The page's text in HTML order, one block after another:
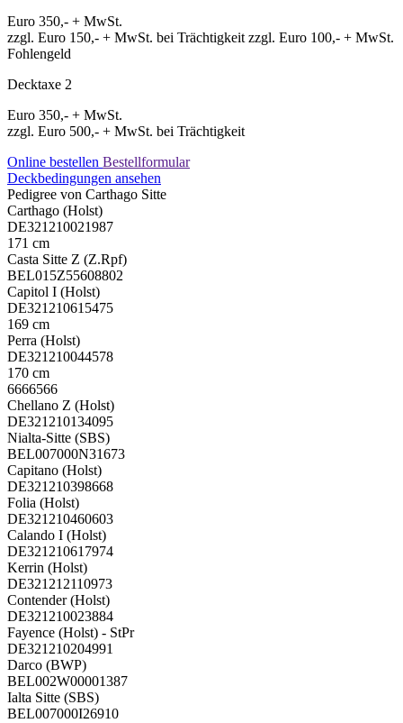
Euro 350,- + MwSt.
zzgl. Euro 150,- + MwSt. bei Trächtigkeit zzgl. Euro 100,- + MwSt.
Fohlengeld
Decktaxe 2
Euro 350,- + MwSt.
zzgl. Euro 500,- + MwSt. bei Trächtigkeit
Online bestellen Bestellformular
Deckbedingungen ansehen
Pedigree von Carthago Sitte
Carthago (Holst)
DE321210021987
171 cm
Casta Sitte Z (Z.Rpf)
BEL015Z55608802
Capitol I (Holst)
DE321210615475
169 cm
Perra (Holst)
DE321210044578
170 cm
6666566
Chellano Z (Holst)
DE321210134095
Nialta-Sitte (SBS)
BEL007000N31673
Capitano (Holst)
DE321210398668
Folia (Holst)
DE321210460603
Calando I (Holst)
DE321210617974
Kerrin (Holst)
DE321212110973
Contender (Holst)
DE321210023884
Fayence (Holst) - StPr
DE321210204991
Darco (BWP)
BEL002W00001387
Ialta Sitte (SBS)
BEL007000I26910